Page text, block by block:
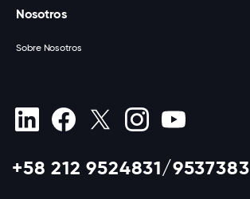
Nosotros
Sobre Nosotros
+58 212 9524831/9537383